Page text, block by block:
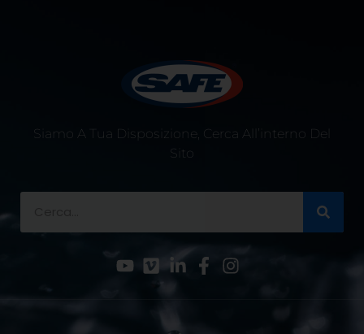
Siamo A Tua Disposizione, Cerca All’interno Del
Sito